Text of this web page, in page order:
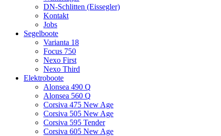
DN-Schlitten (Eissegler)
Kontakt
Jobs
Segelboote
Varianta 18
Focus 750
Nexo First
Nexo Third
Elektroboote
Alonsea 490 Q
Alonsea 560 Q
Corsiva 475 New Age
Corsiva 505 New Age
Corsiva 595 Tender
Corsiva 605 New Age